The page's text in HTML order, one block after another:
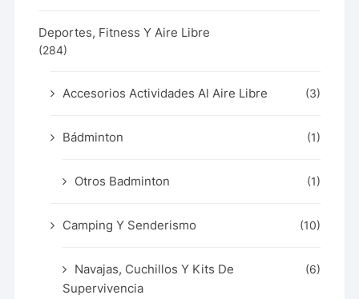
Deportes, Fitness Y Aire Libre
(284)
Accesorios Actividades Al Aire Libre (3)
Bádminton (1)
Otros Badminton (1)
Camping Y Senderismo (10)
Navajas, Cuchillos Y Kits De
Supervivencia
(6)